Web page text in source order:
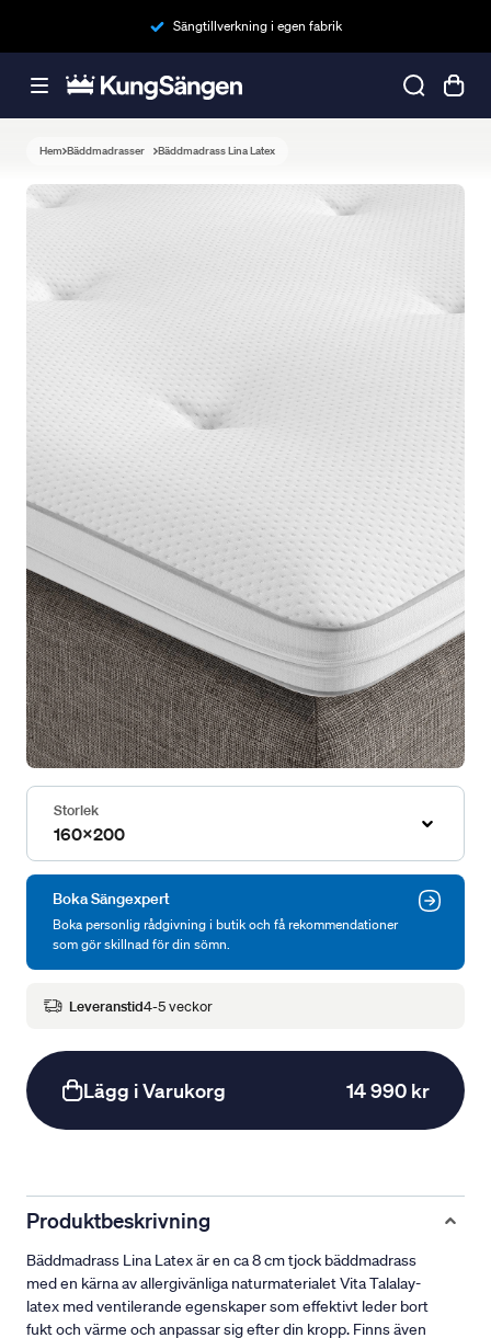
Sängtillverkning i egen fabrik
Hem Bäddmadrasser Bäddmadrass Lina Latex
Storlek
160x200
Boka Sängexpert
Boka personlig rådgivning i butik och få rekommendationer
som gör skillnad för din sömn.
Leveranstid4-5 veckor
Lägg i Varukorg 14 990 kr
Produktbeskrivning
Bäddmadrass Lina Latex är en ca 8 cm tjock bäddmadrass
med en kärna av allergivänliga naturmaterialet Vita Talalay-
latex med ventilerande egenskaper som effektivt leder bort
fukt och värme och anpassar sig efter din kropp. Finns även